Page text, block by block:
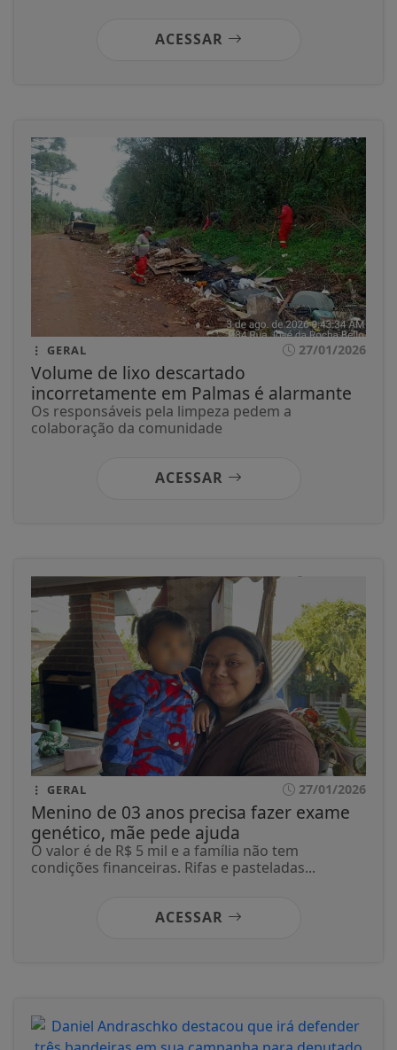
ACESSAR
GERAL 27/01/2026
Volume de lixo descartado
incorretamente em Palmas é alarmante
Os responsáveis pela limpeza pedem a
colaboração da comunidade
ACESSAR
GERAL 27/01/2026
Menino de 03 anos precisa fazer exame
genético, mãe pede ajuda
O valor é de R$ 5 mil e a família não tem
condições financeiras. Rifas e pasteladas...
ACESSAR